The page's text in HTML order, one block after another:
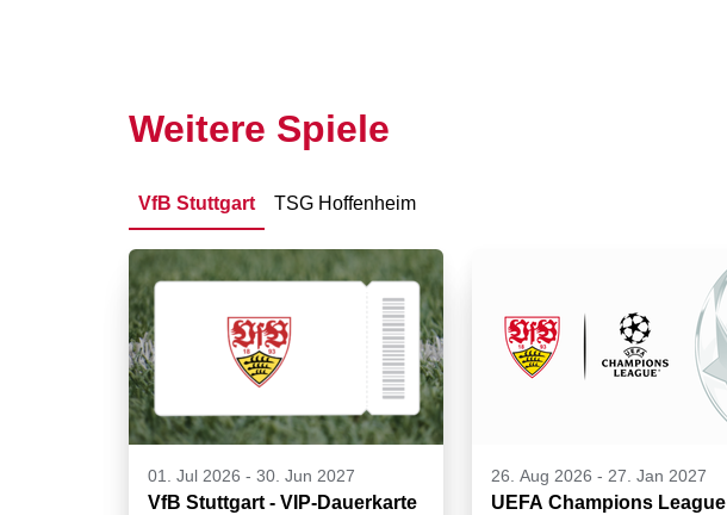
Weitere Spiele
VfB Stuttgart TSG Hoffenheim
01. Jul 2026 - 30. Jun 2027
VfB Stuttgart - VIP-Dauerkarte
26. Aug 2026 - 27. Jan 2027
UEFA Champions League